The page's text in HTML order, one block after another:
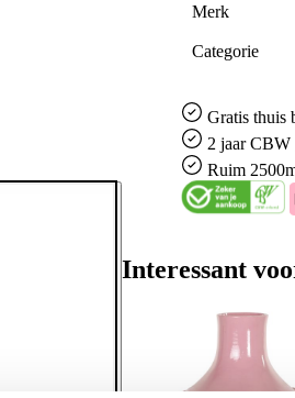
Merk
Categorie
Gratisthuis
2 jaar CBW
Ruim
Interessant